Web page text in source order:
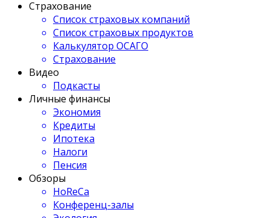
Страхование
Список страховых компаний
Список страховых продуктов
Калькулятор ОСАГО
Страхование
Видео
Подкасты
Личные финансы
Экономия
Кредиты
Ипотека
Налоги
Пенсия
Обзоры
HoReCa
Конференц-залы